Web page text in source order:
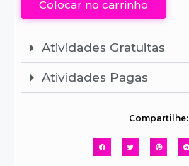
Colocar no carrinho
Atividades Gratuitas
Atividades Pagas
Compartilhe: